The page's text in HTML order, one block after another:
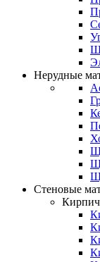
Нерудные
Стеновые
Кирпич